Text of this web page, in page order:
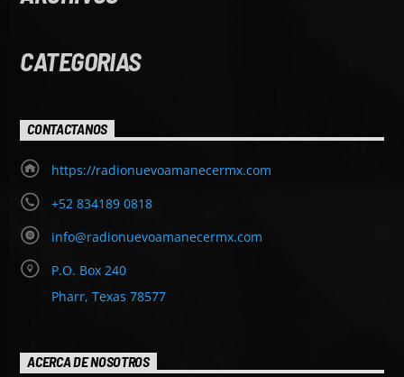
CATEGORIAS
CONTACTANOS
https://radionuevoamanecermx.com
+52 834189 0818
info@radionuevoamanecermx.com
P.O. Box 240
Pharr, Texas 78577
ACERCA DE NOSOTROS